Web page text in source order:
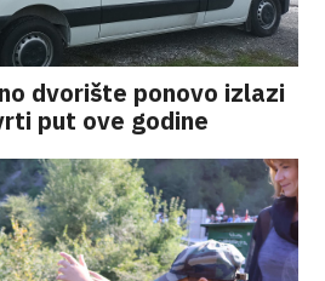
dvorište ponovo izlazi
put ove godine